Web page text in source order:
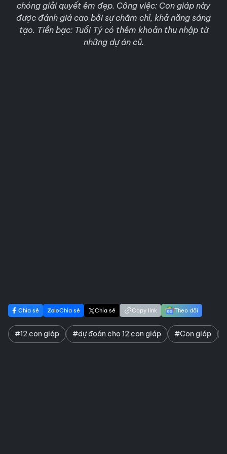
chóng giải quyết êm đẹp. Công việc: Con giáp này
được đánh giá cao bởi sự chăm chỉ, khả năng sáng
tạo. Tiền bạc: Tuổi Tý có thêm khoản thu nhập từ
những dự án cũ.
Chia sẻ Chia sẻ Chia sẻ Copy link Theo dõi
#12 con giáp #dự đoán cho 12 con giáp #Con giáp